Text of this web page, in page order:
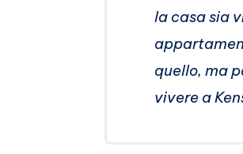
la casa sia
quello, ma
vivere a